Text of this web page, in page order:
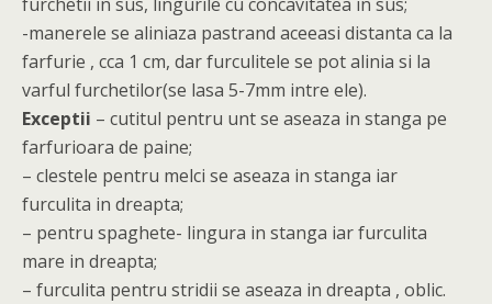
-manerele se aliniaza pastrand aceeasi distanta ca la
farfurie , cca 1 cm, dar furculitele se pot alinia si la
varful furchetilor(se lasa 5-7mm intre ele).
Exceptii – cutitul pentru unt se aseaza in stanga pe
farfurioara de paine;
– clestele pentru melci se aseaza in stanga iar
furculita in dreapta;
– pentru spaghete- lingura in stanga iar furculita
mare in dreapta;
– furculita pentru stridii se aseaza in dreapta , oblic.